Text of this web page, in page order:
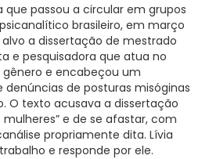
passou a circular em grupos
brasileiro, em março
a dissertação de mestrado
e pesquisadora que atua no
e encabeçou um
de posturas misóginas
O texto acusava a dissertação
e de se afastar, com
propriamente dita. Lívia
e responde por ele.